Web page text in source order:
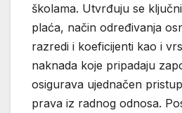
školama. Utvrđuju se
plaća, način određivanja
razredi i koeficijenti kao i
naknada koje pripadaju
osigurava ujednačen
prava iz radnog odnosa.